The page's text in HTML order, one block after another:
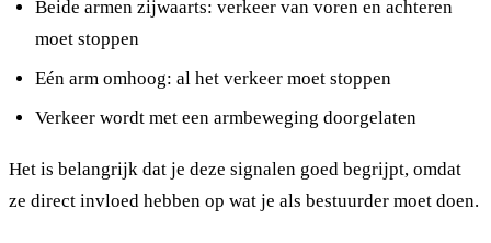
Beide armen zijwaarts: verkeer van voren en achteren
moet stoppen
Eén arm omhoog: al het verkeer moet stoppen
Verkeer wordt met een armbeweging doorgelaten
Het is belangrijk dat je deze signalen goed begrijpt, omdat
ze direct invloed hebben op wat je als bestuurder moet doen.